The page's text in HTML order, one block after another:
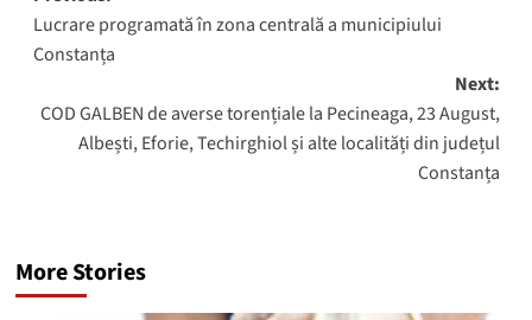
navigation
Lucrare programată în zona centrală a municipiului
Constanța
Next:
COD GALBEN de averse torențiale la Pecineaga, 23 August,
Albești, Eforie, Techirghiol și alte localități din județul
Constanța
More Stories